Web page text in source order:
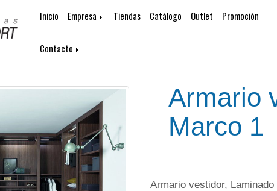
Inicio Empresa Tiendas Catálogo Outlet Promoción
Contacto
Armario
Marco 1
Armario vestidor,